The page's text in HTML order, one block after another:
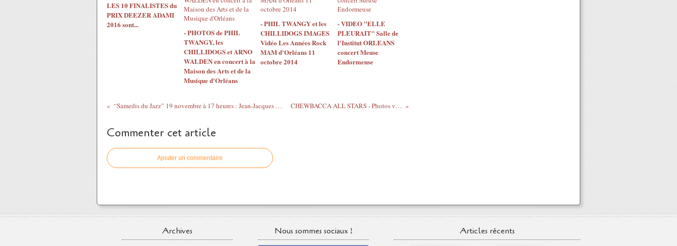
LES 10 FINALISTES du
PRIX DEEZER ADAMI
2016 sont...
- PHOTOS de PHIL
TWANGY, les
CHILLIDOGS et ARNO
WALDEN en concert à la
Maison des Arts et de la
Musique d'Orléans
- PHIL TWANGY et les
CHILLIDOGS IMAGES
Vidéo Les Années Rock
MAM d'Orléans 11
octobre 2014
- VIDEO "ELLE
PLEURAIT" Salle de
l'Institut ORLEANS
concert Meuse
Endormeuse
“Samedis du Jazz” 19 novembre à 17 heures : Jean-Jacques Ruhlmann Quartet invite Nicolas Genest CHEWBACCA ALL STARS - Photos vidéo The Ouf Festival 2011
Commenter cet article
Ajouter un commentaire
Archives Nous sommes sociaux ! Articles récents